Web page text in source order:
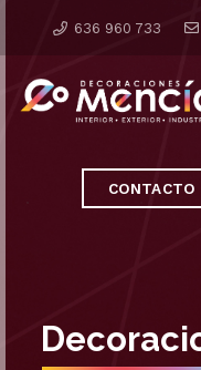
636 960 733
CONTACTO